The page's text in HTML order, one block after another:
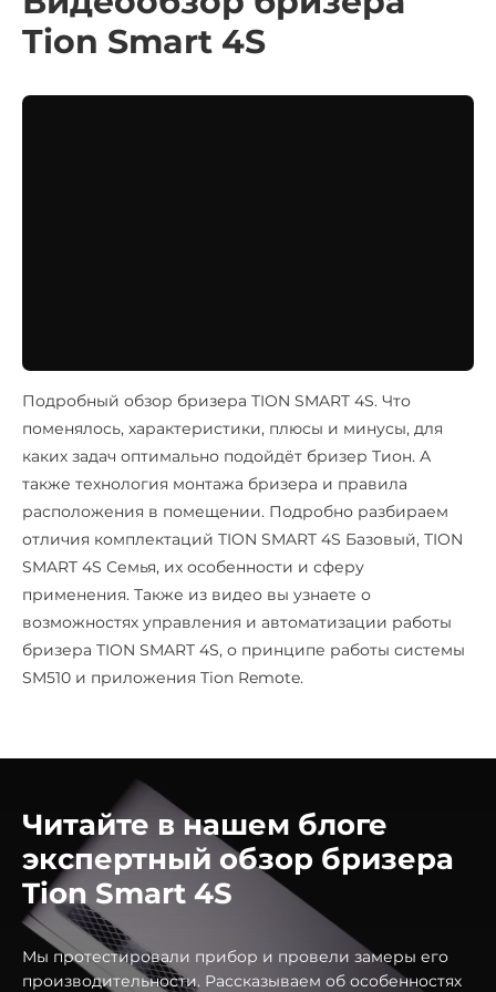
Tion Smart 4S
Подробный обзор бризера TION SMART 4S. Что
поменялось, характеристики, плюсы и минусы, для
каких задач оптимально подойдёт бризер Тион. А
также технология монтажа бризера и правила
расположения в помещении. Подробно разбираем
отличия комплектаций TION SMART 4S Базовый, TION
SMART 4S Семья, их особенности и сферу
применения. Также из видео вы узнаете о
возможностях управления и автоматизации работы
бризера TION SMART 4S, о принципе работы системы
SM510 и приложения Tion Remote.
Читайте в нашем блоге
экспертный обзор бризера
Tion Smart 4S
Мы протестировали прибор и провели замеры его
производительности. Рассказываем об особенностях